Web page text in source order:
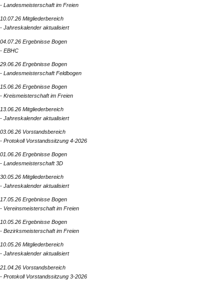
- Landesmeisterschaft im Freien
10.07.26 Mitgliederbereich
- Jahreskalender aktualisiert
04.07.26 Ergebnisse Bogen
- EBHC
29.06.26 Ergebnisse Bogen
- Landesmeisterschaft Feldbogen
15.06.26 Ergebnisse Bogen
- Kreismeisterschaft im Freien
13.06.26 Mitgliederbereich
- Jahreskalender aktualisiert
03.06.26 Vorstandsbereich
- Protokoll Vorstandssitzung 4-2026
01.06.26 Ergebnisse Bogen
- Landesmeisterschaft 3D
30.05.26 Mitgliederbereich
- Jahreskalender aktualisiert
17.05.26 Ergebnisse Bogen
- Vereinsmeisterschaft im Freien
10.05.26 Ergebnisse Bogen
- Bezirksmeisterschaft im Freien
10.05.26 Mitgliederbereich
- Jahreskalender aktualisiert
21.04.26 Vorstandsbereich
- Protokoll Vorstandssitzung 3-2026